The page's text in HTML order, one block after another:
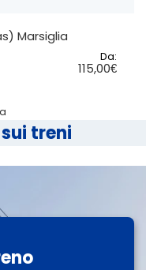
Marsiglia
Da:
115,00€
treni